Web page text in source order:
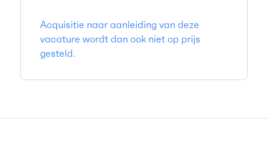
Acquisitie naar aanleiding van deze
vacature wordt dan ook niet op prijs
gesteld.